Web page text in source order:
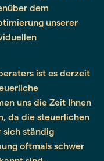
dem
unserer
ist es derzeit
uns die Zeit Ihnen
da die steuerlichen
sich ständig
oftmals schwer